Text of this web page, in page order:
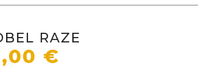
RAZE
€